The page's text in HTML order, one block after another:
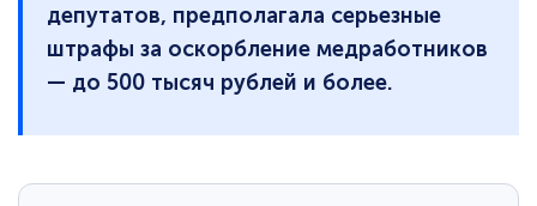
депутатов, предполагала серьезные
штрафы за оскорбление медработников
— до 500 тысяч рублей и более.